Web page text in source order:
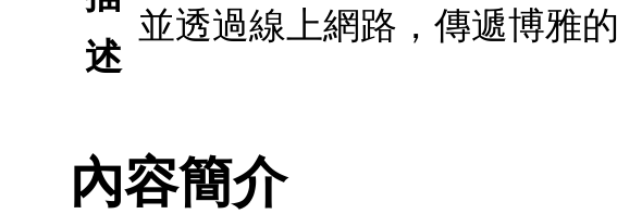
述
並透過線上網路，傳遞博雅的
內容簡介